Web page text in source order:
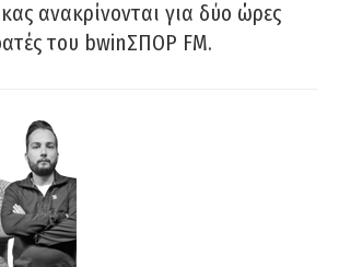
ανακρίνονται για δύο ώρες
του bwinΣΠΟΡ FM.